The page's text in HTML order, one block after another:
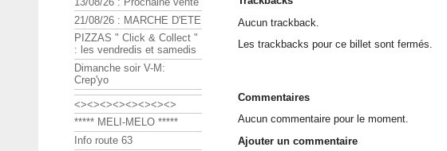
Aucun trackback.
Les trackbacks pour ce billet sont fermés.
Commentaires
Aucun commentaire pour le moment.
Ajouter un commentaire
21/08/26 : MARCHE D'ETE
PIZZAS " Click & Collect "
: les vendredis et samedis
Dimanche soir V-M:
Crep'yo
<><><><><><><><>
***** MELI-MELO *****
Info route 63